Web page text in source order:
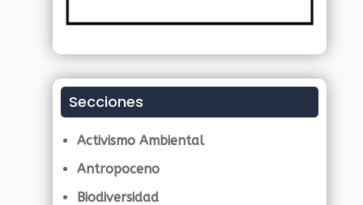
Secciones
Activismo Ambiental
Antropoceno
Biodiversidad